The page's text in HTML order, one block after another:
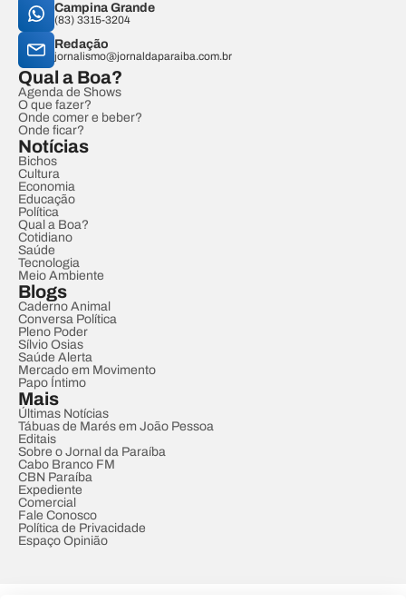
Campina Grande
(83) 3315-3204
Redação
jornalismo@jornaldaparaiba.com.br
Qual a Boa?
Agenda de Shows
O que fazer?
Onde comer e beber?
Onde ficar?
Notícias
Bichos
Cultura
Economia
Educação
Política
Qual a Boa?
Cotidiano
Saúde
Tecnologia
Meio Ambiente
Blogs
Caderno Animal
Conversa Política
Pleno Poder
Sílvio Osias
Saúde Alerta
Mercado em Movimento
Papo Íntimo
Mais
Últimas Notícias
Tábuas de Marés em João Pessoa
Editais
Sobre o Jornal da Paraíba
Cabo Branco FM
CBN Paraíba
Expediente
Comercial
Fale Conosco
Política de Privacidade
Espaço Opinião